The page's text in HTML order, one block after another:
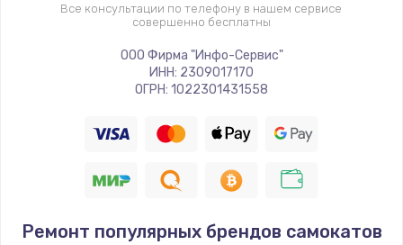
Заказать
Замена ТЭНа
2500 руб.
1400 руб.
Все консультации по телефону в нашем сервисе
совершенно бесплатны
ООО Фирма "Инфо-Сервис"
ИНН: 2309017170
ОГРН: 1022301431558
Ремонт популярных брендов самокатов